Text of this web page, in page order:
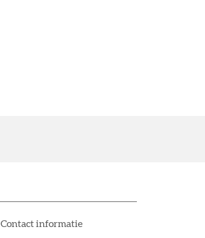
Contact informatie